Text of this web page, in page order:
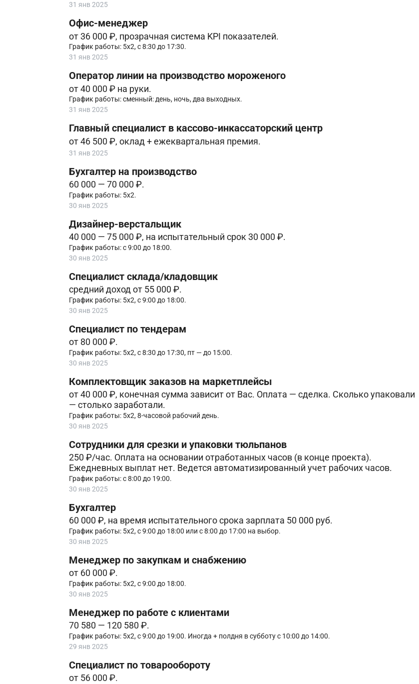
31 янв 2025
Офис-менеджер
от 36 000 ₽, прозрачная система KPI показателей.
График работы: 5х2, с 8:30 до 17:30.
31 янв 2025
Оператор линии на производство мороженого
от 40 000 ₽ на руки.
График работы: сменный: день, ночь, два выходных.
31 янв 2025
Главный специалист в кассово-инкассаторский центр
от 46 500 ₽, оклад + ежеквартальная премия.
31 янв 2025
Бухгалтер на производство
60 000 — 70 000 ₽.
График работы: 5х2.
30 янв 2025
Дизайнер-верстальщик
40 000 — 75 000 ₽, на испытательный срок 30 000 ₽.
График работы: с 9:00 до 18:00.
30 янв 2025
Специалист склада/кладовщик
средний доход от 55 000 ₽.
График работы: 5х2, с 9:00 до 18:00.
30 янв 2025
Специалист по тендерам
от 80 000 ₽.
График работы: 5х2, с 8:30 до 17:30, пт — до 15:00.
30 янв 2025
Комплектовщик заказов на маркетплейсы
от 40 000 ₽, конечная сумма зависит от Вас. Оплата — сделка. Сколько упаковали
— столько заработали.
График работы: 5х2, 8-часовой рабочий день.
30 янв 2025
Сотрудники для срезки и упаковки тюльпанов
250 ₽/час. Оплата на основании отработанных часов (в конце проекта).
Ежедневных выплат нет. Ведется автоматизированный учет рабочих часов.
График работы: с 8:00 до 19:00.
30 янв 2025
Бухгалтер
60 000 ₽, на время испытательного срока зарплата 50 000 руб.
График работы: 5х2, с 9:00 до 18:00 или с 8:00 до 17:00 на выбор.
30 янв 2025
Менеджер по закупкам и снабжению
от 60 000 ₽.
График работы: 5х2, с 9:00 до 18:00.
30 янв 2025
Менеджер по работе с клиентами
70 580 — 120 580 ₽.
График работы: 5х2, с 9:00 до 19:00. Иногда + полдня в субботу с 10:00 до 14:00.
29 янв 2025
Специалист по товарообороту
от 56 000 ₽.